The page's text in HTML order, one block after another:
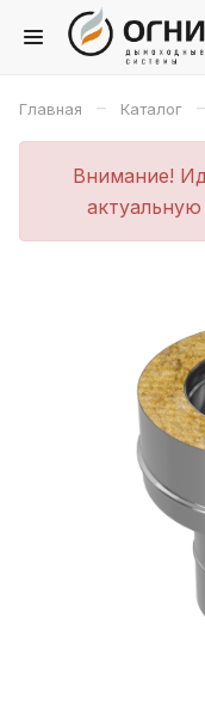
Главная – Каталог –
Внимание!